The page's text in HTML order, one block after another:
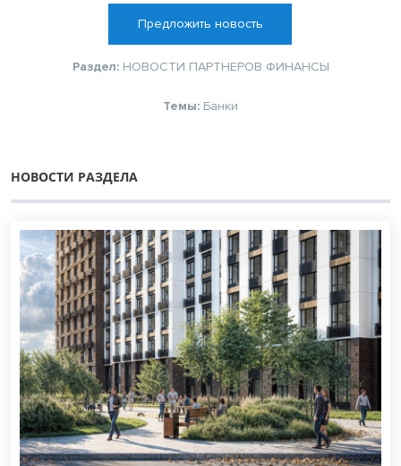
Предложить новость
Раздел: НОВОСТИ ПАРТНЕРОВ ФИНАНСЫ
Темы: Банки
НОВОСТИ РАЗДЕЛА